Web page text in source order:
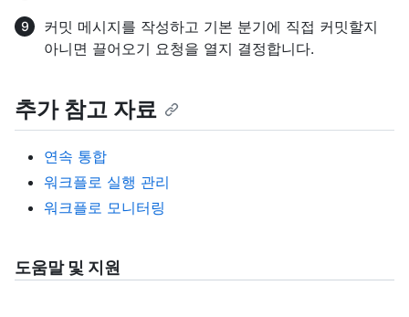
커밋 메시지를 작성하고 기본 분기에 직접 커밋할지
아니면 끌어오기 요청을 열지 결정합니다.
추가 참고 자료
연속 통합
워크플로 실행 관리
워크플로 모니터링
도움말 및 지원